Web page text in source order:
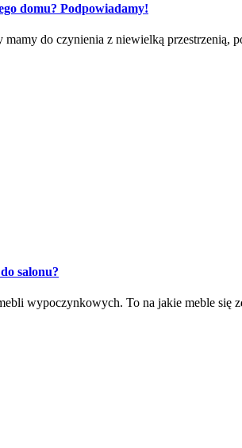
domu? Podpowiadamy!
mamy do czynienia z niewielką przestrzenią,
salonu?
wypoczynkowych. To na jakie meble się